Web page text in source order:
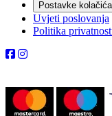
Postavke kolačića
Uvjeti poslovanja
Politika